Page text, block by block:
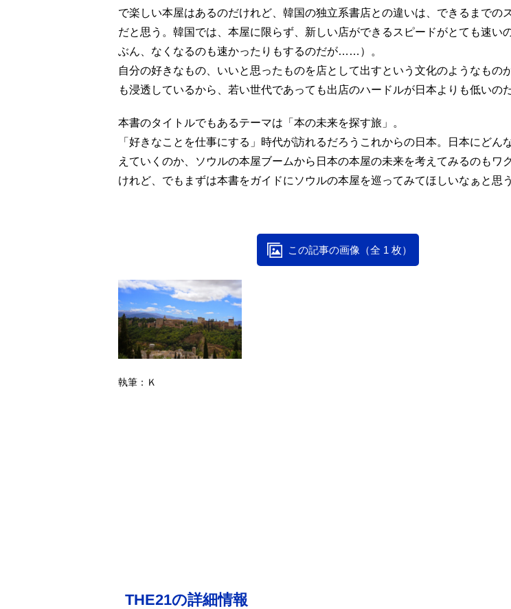
で楽しい本屋はあるのだけれど、韓国の独立系書店との違いは、できるまでの
だと思う。韓国では、本屋に限らず、新しい店ができるスピードがとても速い
ぶん、なくなるのも速かったりもするのだが……）。
自分の好きなもの、いいと思ったものを店として出すという文化のようなもの
も浸透しているから、若い世代であっても出店のハードルが日本よりも低いのだ
本書のタイトルでもあるテーマは「本の未来を探す旅」。
「好きなことを仕事にする」時代が訪れるだろうこれからの日本。日本にどん
えていくのか、ソウルの本屋ブームから日本の本屋の未来を考えてみるのもワ
けれど、でもまずは本書をガイドにソウルの本屋を巡ってみてほしいなぁと思う
この記事の画像（全 1 枚）
執筆：Ｋ
THE21の詳細情報